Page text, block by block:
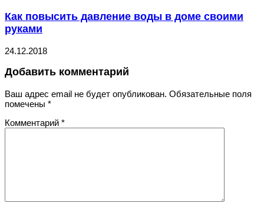
Как повысить давление воды в доме своими
руками
24.12.2018
Добавить комментарий
Ваш адрес email не будет опубликован. Обязательные поля
помечены *
Комментарий *